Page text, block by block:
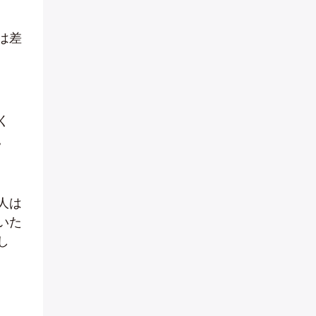
差
は
た